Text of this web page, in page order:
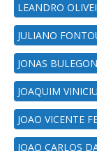
LEANDRO
JULIANO
JONAS
JOAQUIM
JOAO VICENTE
JOAO CARLOS